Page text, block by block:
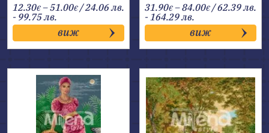
12.30€ –51.00€Price
range:
12.30€
through
51.00€
/ 24.06 лв.
- 99.75 лв.
виж
31.90€ –84.00€Price
range:
31.90€
through
84.00€
/ 62.39 лв.
- 164.29 лв.
виж